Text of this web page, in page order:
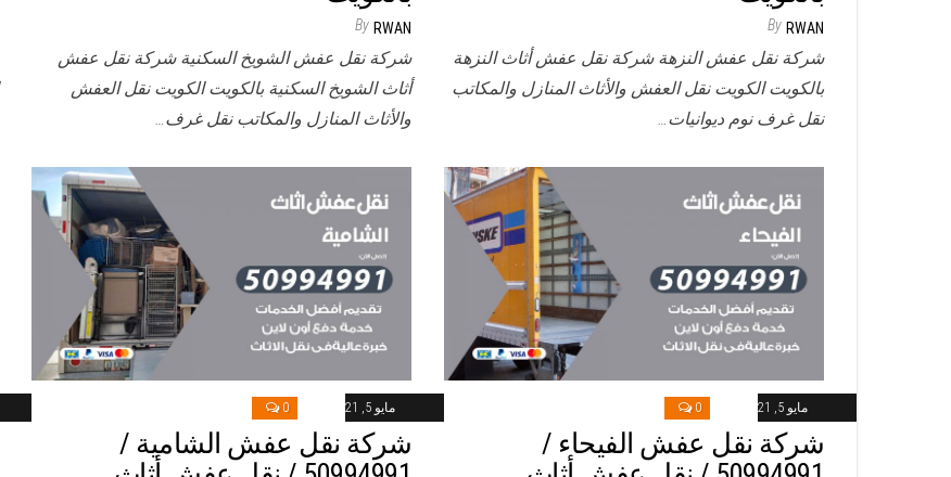
By RWAN
شركة نقل عفش الشويخ السكنية شركة نقل عفش
أثاث الشويخ السكنية بالكويت الكويت نقل العفش
والأثاث المنازل والمكاتب نقل غرف…
By RWAN
شركة نقل عفش النزهة شركة نقل عفش أثاث النزهة
بالكويت الكويت نقل العفش والأثاث المنازل والمكاتب
نقل غرف نوم ديوانيات…
مايو 5, 2021 0
شركة نقل عفش الشامية /
مايو 5, 2021 0
شركة نقل عفش الفيحاء /